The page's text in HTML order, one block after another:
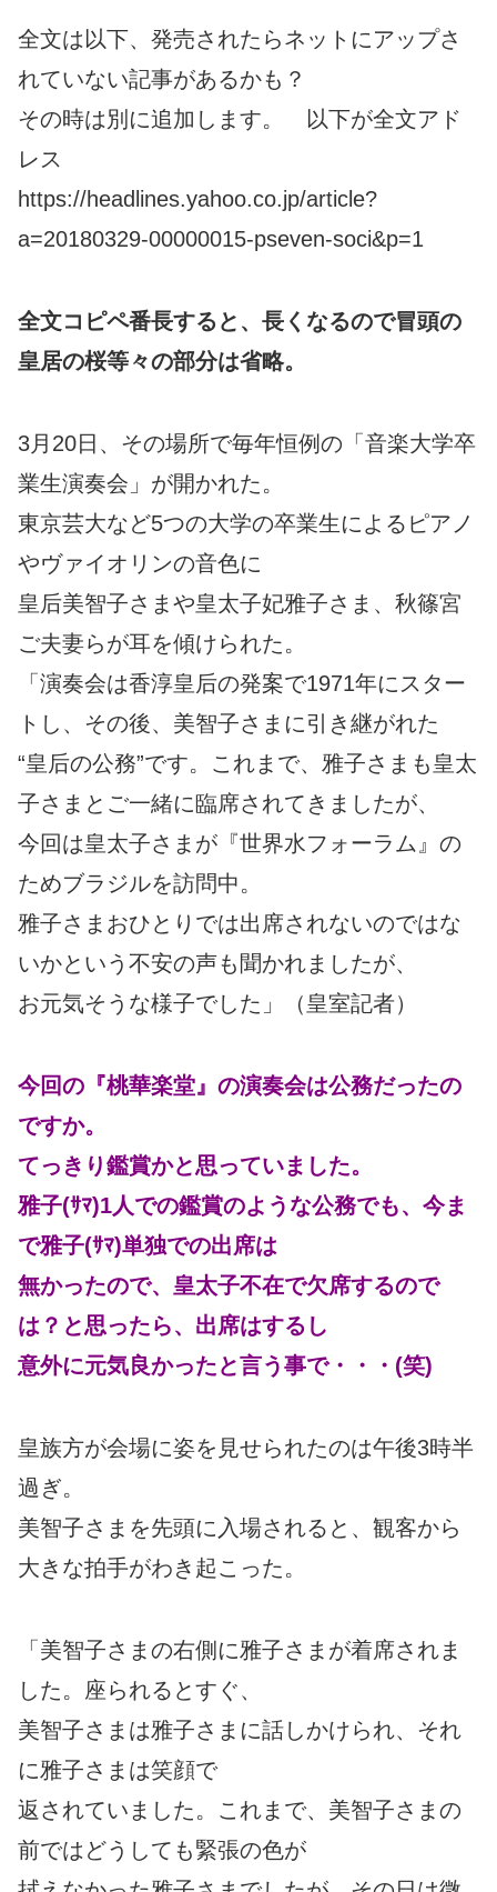
全文は以下、発売されたらネットにアップさ
れていない記事があるかも？
その時は別に追加します。 以下が全文アド
レス
https://headlines.yahoo.co.jp/article?
a=20180329-00000015-pseven-soci&p=1
全文コピペ番長すると、長くなるので冒頭の
皇居の桜等々の部分は省略。
3月20日、その場所で毎年恒例の「音楽大学卒
業生演奏会」が開かれた。
東京芸大など5つの大学の卒業生によるピアノ
やヴァイオリンの音色に
皇后美智子さまや皇太子妃雅子さま、秋篠宮
ご夫妻らが耳を傾けられた。
「演奏会は香淳皇后の発案で1971年にスター
トし、その後、美智子さまに引き継がれた
“皇后の公務”です。これまで、雅子さまも皇太
子さまとご一緒に臨席されてきましたが、
今回は皇太子さまが『世界水フォーラム』の
ためブラジルを訪問中。
雅子さまおひとりでは出席されないのではな
いかという不安の声も聞かれましたが、
お元気そうな様子でした」（皇室記者）
今回の『桃華楽堂』の演奏会は公務だったの
ですか。
てっきり鑑賞かと思っていました。
雅子(ｻﾏ)1人での鑑賞のような公務でも、今ま
で雅子(ｻﾏ)単独での出席は
無かったので、皇太子不在で欠席するので
は？と思ったら、出席はするし
意外に元気良かったと言う事で・・・(笑)
皇族方が会場に姿を見せられたのは午後3時半
過ぎ。
美智子さまを先頭に入場されると、観客から
大きな拍手がわき起こった。
「美智子さまの右側に雅子さまが着席されま
した。座られるとすぐ、
美智子さまは雅子さまに話しかけられ、それ
に雅子さまは笑顔で
返されていました。これまで、美智子さまの
前ではどうしても緊張の色が